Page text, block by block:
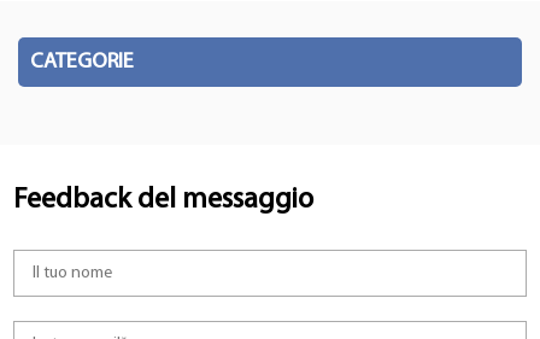
CATEGORIE
Feedback del messaggio